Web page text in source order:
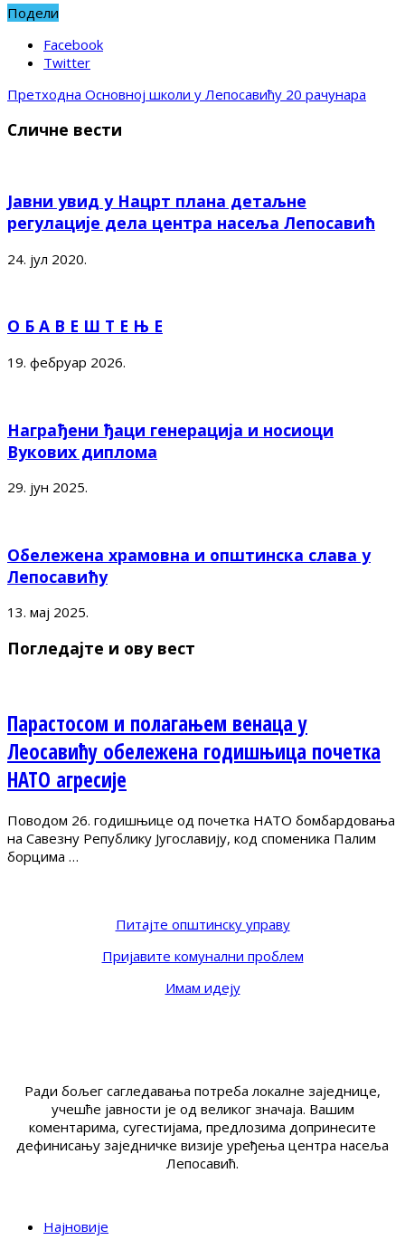
Подели
Facebook
Twitter
Претходна Основној школи у Лепосавићу 20 рачунара
Сличне вести
Јавни увид у Нацрт плана детаљне
регулације дела центра насеља Лепосавић
24. јул 2020.
О Б А В Е Ш Т Е Њ Е
19. фебруар 2026.
Награђени ђаци генерација и носиоци
Вукових диплома
29. јун 2025.
Обележена храмовна и општинска слава у
Лепосавићу
13. мај 2025.
Погледајте и ову вест
Парастосом и полагањем венаца у
Леосавићу обележена годишњица почетка
НАТО агресије
Поводом 26. годишњице од почетка НАТО бомбардовања
на Савезну Републику Југославију, код споменика Палим
борцима …
Питајте општинску управу
Пријавите комунални проблем
Имам идеју
Ради бољег сагледавања потреба локалне заједнице,
учешће јавности је од великог значаја. Вашим
коментарима, сугестијама, предлозима допринесите
дефинисању заједничке визије уређења центра насеља
Лепосавић.
Најновије